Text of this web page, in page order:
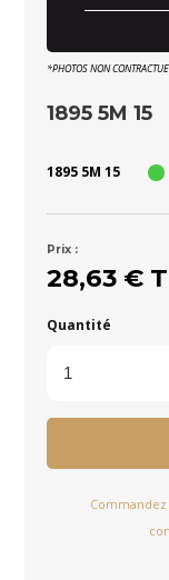
*PHOTOS NON
1895 5M 15
1895 5M 15
Prix :
28,63 €
Quantité